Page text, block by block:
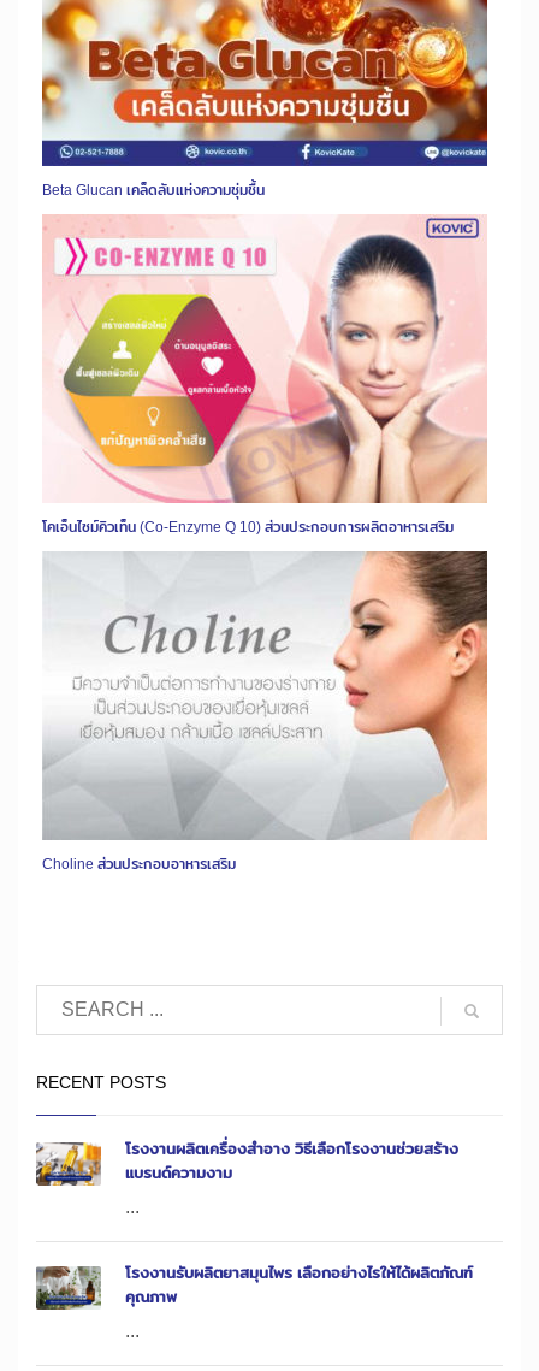
Beta Glucan เคล็ดลับแห่งความชุ่มชื้น
โคเอ็นไซม์คิวเท็น (Co-Enzyme Q 10) ส่วนประกอบการผลิตอาหารเสริม
Choline ส่วนประกอบอาหารเสริม
RECENT POSTS
โรงงานผลิตเครื่องสำอาง วิธีเลือกโรงงานช่วยสร้าง
แบรนด์ความงาม
...
โรงงานรับผลิตยาสมุนไพร เลือกอย่างไรให้ได้ผลิตภัณฑ์
คุณภาพ
...